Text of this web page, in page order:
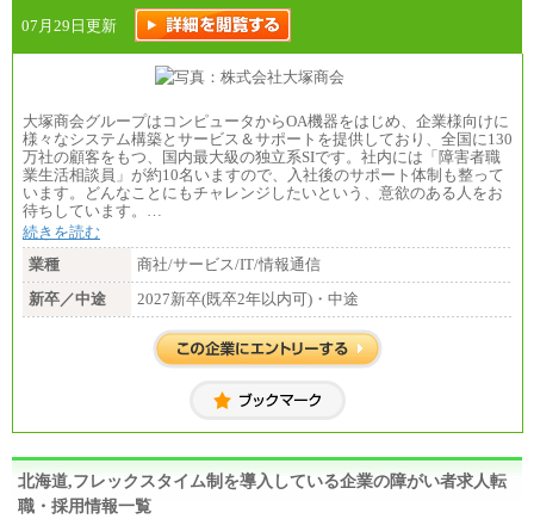
07月29日更新
大塚商会グループはコンピュータからOA機器をはじめ、企業様向けに
様々なシステム構築とサービス＆サポートを提供しており、全国に130
万社の顧客をもつ、国内最大級の独立系SIです。社内には「障害者職
業生活相談員」が約10名いますので、入社後のサポート体制も整って
います。どんなことにもチャレンジしたいという、意欲のある人をお
待ちしています。…
続きを読む
業種
商社/サービス/IT/情報通信
新卒／中途
2027新卒(既卒2年以内可)・中途
北海道,フレックスタイム制を導入している企業の障がい者求人転
職・採用情報一覧